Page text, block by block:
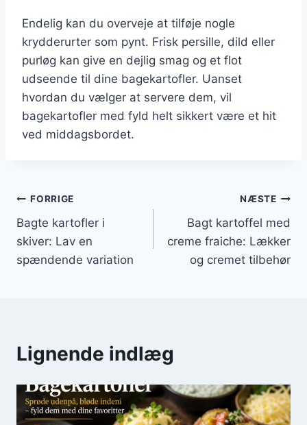
Endelig kan du overveje at tilføje nogle
krydderurter som pynt. Frisk persille, dild eller
purløg kan give en dejlig smag og et flot
udseende til dine bagekartofler. Uanset
hvordan du vælger at servere dem, vil
bagekartofler med fyld helt sikkert være et hit
ved middagsbordet.
Indlægsnavigation
FORRIGE
Bagte kartofler i
skiver: Lav en
spændende variation
NÆSTE
Bagt kartoffel med
creme fraiche: Lækker
og cremet tilbehør
Lignende indlæg